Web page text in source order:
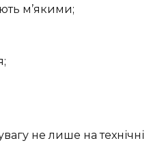
м’якими;
не лише на технічні